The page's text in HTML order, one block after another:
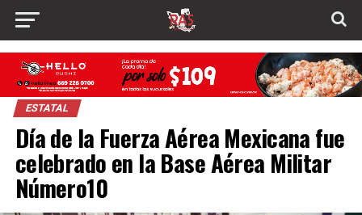
ESTATAL
Día de la Fuerza Aérea Mexicana fue
celebrado en la Base Aérea Militar
Número10